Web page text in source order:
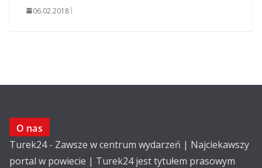
06.02.2018
O nas
Turek24 - Zawsze w centrum wydarzeń | Najciekawszy
portal w powiecie | Turek24 jest tytułem prasowym